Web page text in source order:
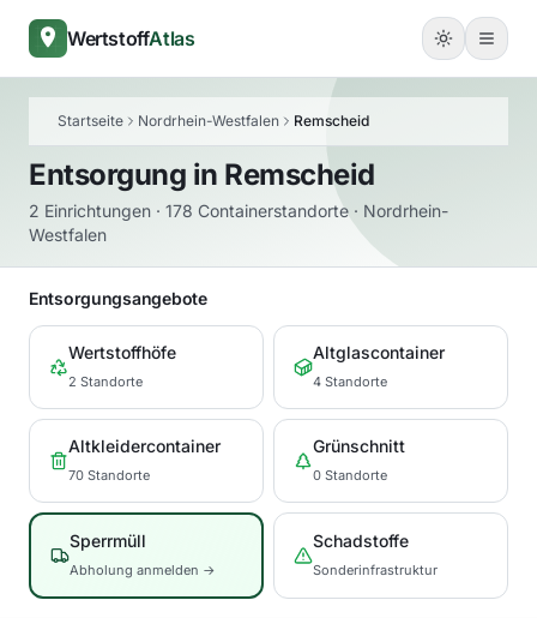
WertstoffAtlas
Startseite Nordrhein-Westfalen Remscheid
Entsorgung in Remscheid
2 Einrichtungen · 178 Containerstandorte · Nordrhein-
Westfalen
Entsorgungsangebote
Wertstoffhöfe
2 Standorte
Altglascontainer
4 Standorte
Altkleidercontainer
70 Standorte
Grünschnitt
0 Standorte
Sperrmüll
Abholung anmelden →
Schadstoffe
Sonderinfrastruktur